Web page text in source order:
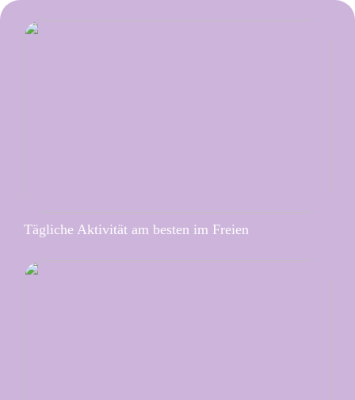
Tägliche Aktivität am besten im Freien